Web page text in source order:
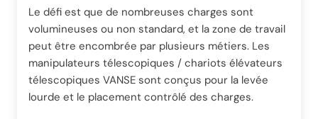
Le défi est que de nombreuses charges sont
volumineuses ou non standard, et la zone de travail
peut être encombrée par plusieurs métiers. Les
manipulateurs télescopiques / chariots élévateurs
télescopiques VANSE sont conçus pour la levée
lourde et le placement contrôlé des charges.